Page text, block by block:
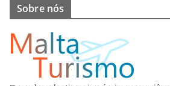
Sobre nós